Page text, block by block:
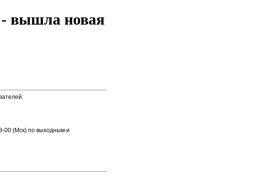
вышла новая
00 (Мск) по выходным и